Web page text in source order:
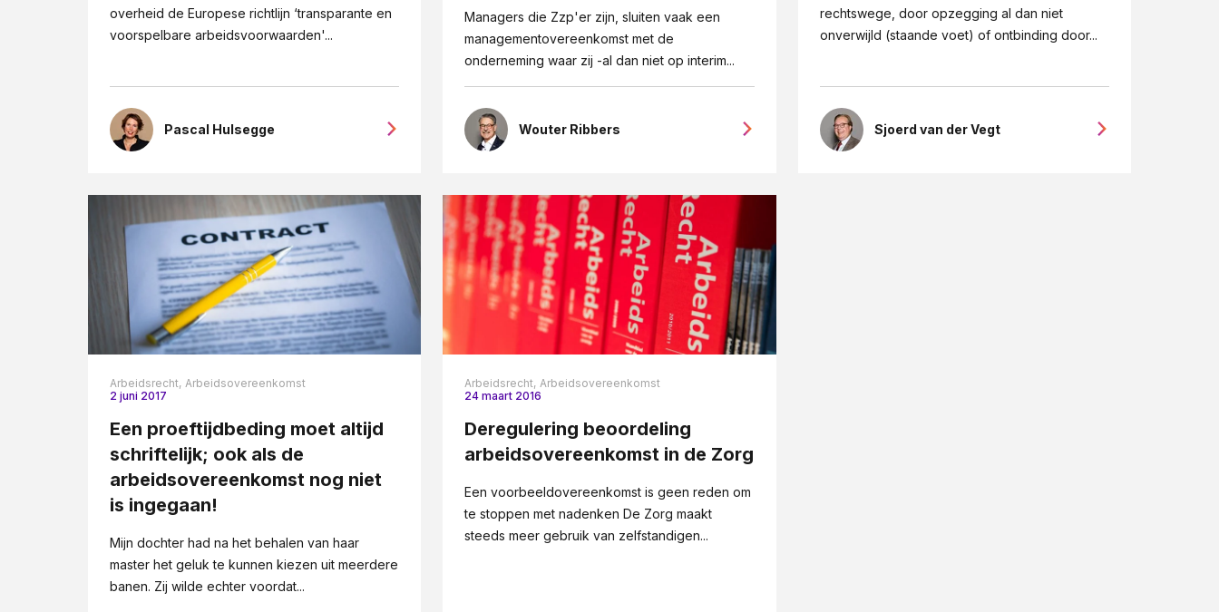
overheid de Europese richtlijn ‘transparante en
voorspelbare arbeidsvoorwaarden'...
Pascal Hulsegge
Managers die Zzp'er zijn, sluiten vaak een
managementovereenkomst met de
onderneming waar zij -al dan niet op interim...
Wouter Ribbers
rechtswege, door opzegging al dan niet
onverwijld (staande voet) of ontbinding door...
Sjoerd van der Vegt
Arbeidsrecht, Arbeidsovereenkomst
2 juni 2017
Een proeftijdbeding moet altijd
schriftelijk; ook als de
arbeidsovereenkomst nog niet
is ingegaan!
Mijn dochter had na het behalen van haar
master het geluk te kunnen kiezen uit meerdere
banen. Zij wilde echter voordat...
Arbeidsrecht, Arbeidsovereenkomst
24 maart 2016
Deregulering beoordeling
arbeidsovereenkomst in de Zorg
Een voorbeeldovereenkomst is geen reden om
te stoppen met nadenken De Zorg maakt
steeds meer gebruik van zelfstandigen...